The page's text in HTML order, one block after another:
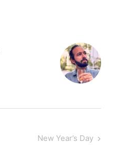
Next
New Year’s Day